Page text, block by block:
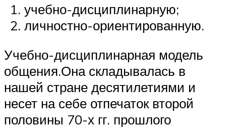
учебно-дисциплинарную;
личностно-ориентированную.
Учебно-дисциплинарная модель
общения.Она складывалась в
нашей стране десятилетиями и
несет на себе отпечаток второй
половины 70-х гг. прошлого